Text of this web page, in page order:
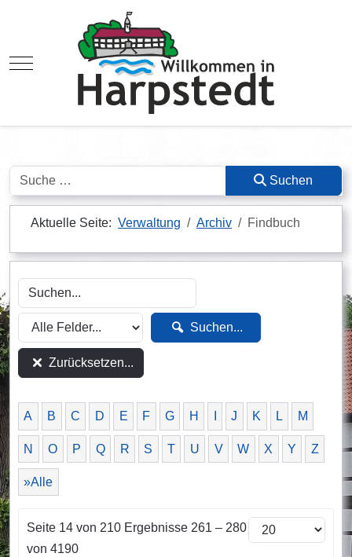
Mobile Menu Toggle
Suchen Suchen
Aktuelle Seite: Verwaltung Archiv Findbuch
Suchen...
Zurücksetzen...
A B C D E F G H J K L M
N O P Q R S T U V W X Y Z
»Alle
Seite 14 von 210 Ergebnisse 261 – 280
von 4190